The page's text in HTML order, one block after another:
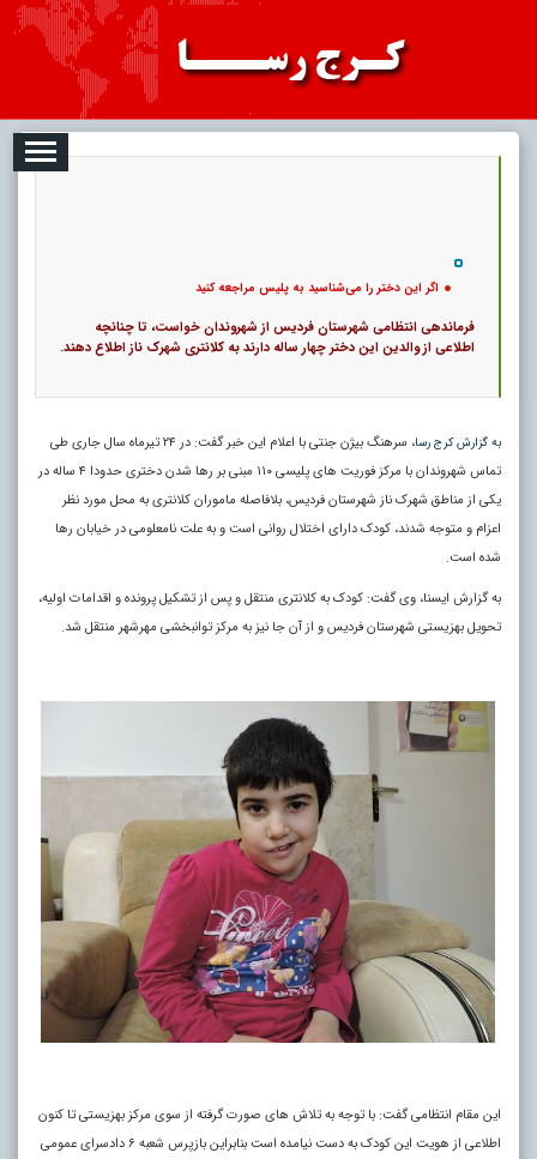
تبلیغات درباره ما ارتباط با ما
اگر این دختر را می‌شناسید به پلیس مراجعه کنید
فرماندهی انتظامی شهرستان فردیس از شهروندان خواست، تا چنانچه
اطلاعی از والدین این دختر چهار ساله دارند به کلانتری شهرک ناز اطلاع دهند.
به گزارش کرج رسا
، سرهنگ بیژن جنتی با اعلام این خبر گفت‌: در ۲۴ تیرماه سال جاری طی
تماس شهروندان با مرکز فوریت های پلیسی ۱۱۰ مبنی بر رها شدن دختری حدودا ۴ ساله در
یکی از مناطق شهرک ناز شهرستان فردیس، بلافاصله ماموران کلانتری به محل مورد نظر
اعزام و متوجه شدند، کودک دارای اختلال روانی است و به علت نامعلومی در خیابان رها
شده است.
به گزارش ایسنا، وی گفت: کودک به کلانتری منتقل و پس از تشکیل پرونده و اقدامات اولیه،
تحویل بهزیستی شهرستان فردیس و از آن جا نیز به مرکز توانبخشی مهرشهر منتقل شد.
این مقام انتظامی گفت: با توجه به تلاش های صورت گرفته از سوی مرکز بهزیستی تا کنون
اطلاعی از هویت این کودک به دست نیامده است بنابراین بازپرس شعبه ۶ دادسرای عمومی